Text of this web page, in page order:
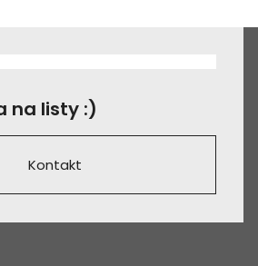
na listy :)
Kontakt